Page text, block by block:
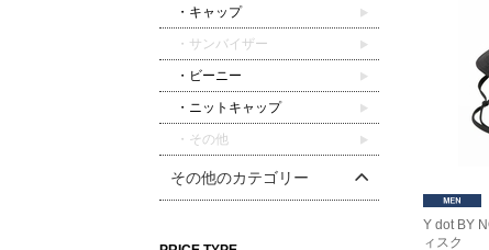
・キャップ
・サンバイザー
・ビーニー
・ニットキャップ
・その他
その他のカテゴリー
Y dot BY
ィスク